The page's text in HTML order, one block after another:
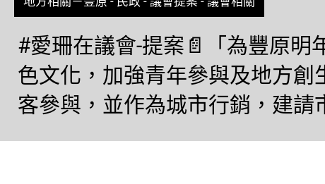
#愛珊在議會-提案📄「為豐原明
色文化，加強青年參與及地方
客參與，並作為城市行銷，建請